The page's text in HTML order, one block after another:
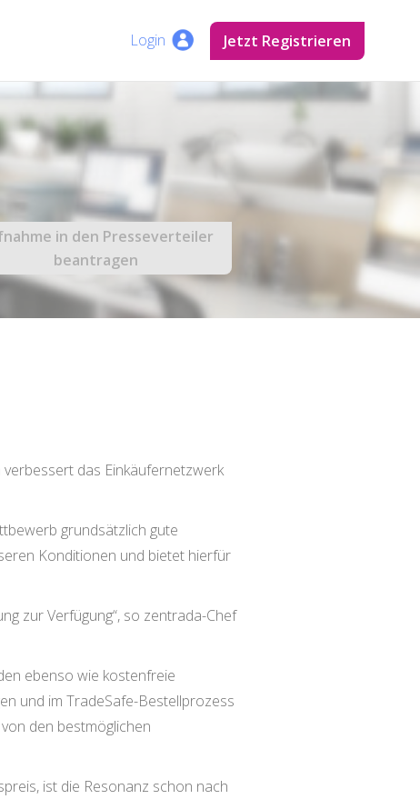
Login Jetzt Registrieren
in den Presseverteiler
beantragen
das Einkäufernetzwerk
grundsätzlich gute
Konditionen und bietet hierfür
zur Verfügung“, so zentrada-Chef
ebenso wie kostenfreie
und im TradeSafe-Bestellprozess
den bestmöglichen
ist die Resonanz schon nach